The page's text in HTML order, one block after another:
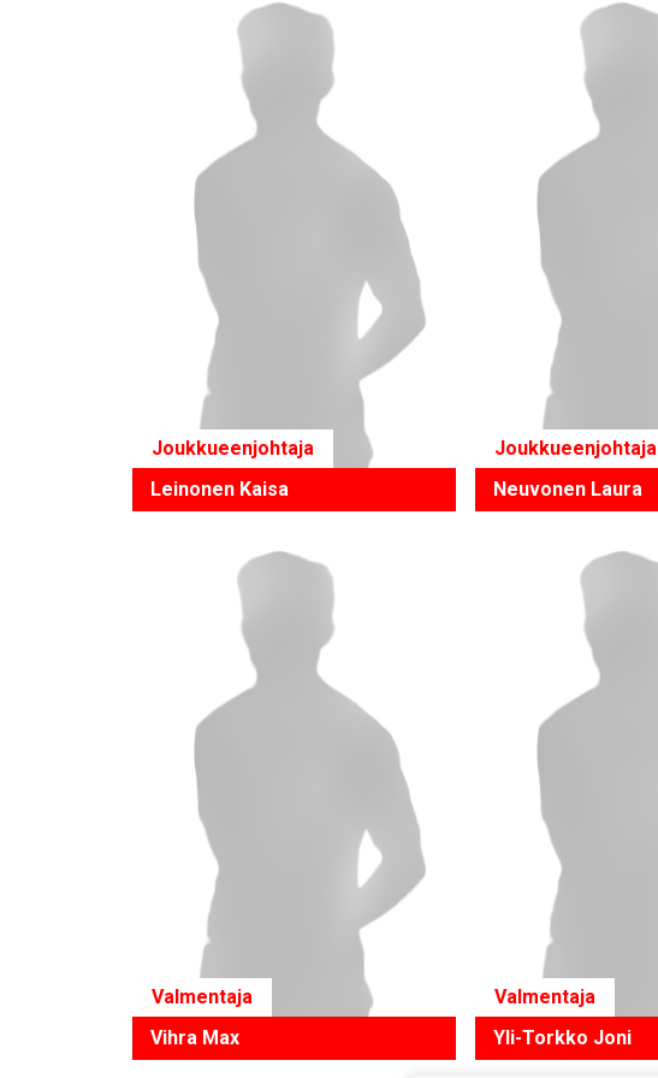
Joukkueenjohtaja
Leinonen Kaisa
Joukkueenjohtaja
Neuvonen Laura
Valmentaja
Vihra Max
Valmentaja
Yli-Torkko Joni